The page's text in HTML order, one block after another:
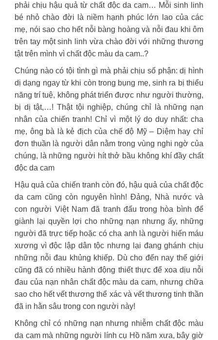
phải chịu hậu quả từ chất độc da cam… Mỗi sinh linh
bé nhỏ chào đời là niềm hạnh phúc lớn lao của các
mẹ, nói sao cho hết nỗi bàng hoàng và nỗi đau khi ôm
trên tay một sinh linh vừa chào đời với những thương
tật trên mình vì chất độc màu da cam..?
Chúng nào có tội tình gì mà phải chịu số phận: dị hình
dị dạng ngay từ khi còn trong bụng mẹ, sinh ra bị thiểu
năng trí tuệ, không phát triển được như người thường,
bị dị tật,…! Thật tội nghiệp, chúng chỉ là những nạn
nhân của chiến tranh! Chỉ vì một lý do duy nhất: cha
mẹ, ông bà là kẻ địch của chế độ Mỹ – Diệm hay chỉ
đơn thuần là người dân nằm trong vùng nghi ngờ của
chúng, là những người hít thở bầu không khí đầy chất
độc da cam
Hậu quả của chiến tranh còn đó, hậu quả của chất độc
da cam cũng còn nguyên hình! Đảng, Nhà nước và
con người Việt Nam đã tranh đấu trong hòa bình để
giành lại quyền lợi cho những nạn nhưng ấy, những
người đã trực tiếp hoặc có cha anh là người hiến máu
xương vì độc lập dân tộc nhưng lại đang ghánh chịu
những nỗi đau khủng khiếp. Dù cho đến nay thế giới
cũng đã có nhiều hành động thiết thực để xoa dịu nỗi
đau của nạn nhân chất độc màu da cam, nhưng chữa
sao cho hết vết thương thể xác và vết thương tinh thần
đã in hằn sâu trong con người này!
Không chỉ có những nạn nhưng nhiễm chất độc màu
da cam mà những người lính cụ Hồ năm xưa, bây giờ